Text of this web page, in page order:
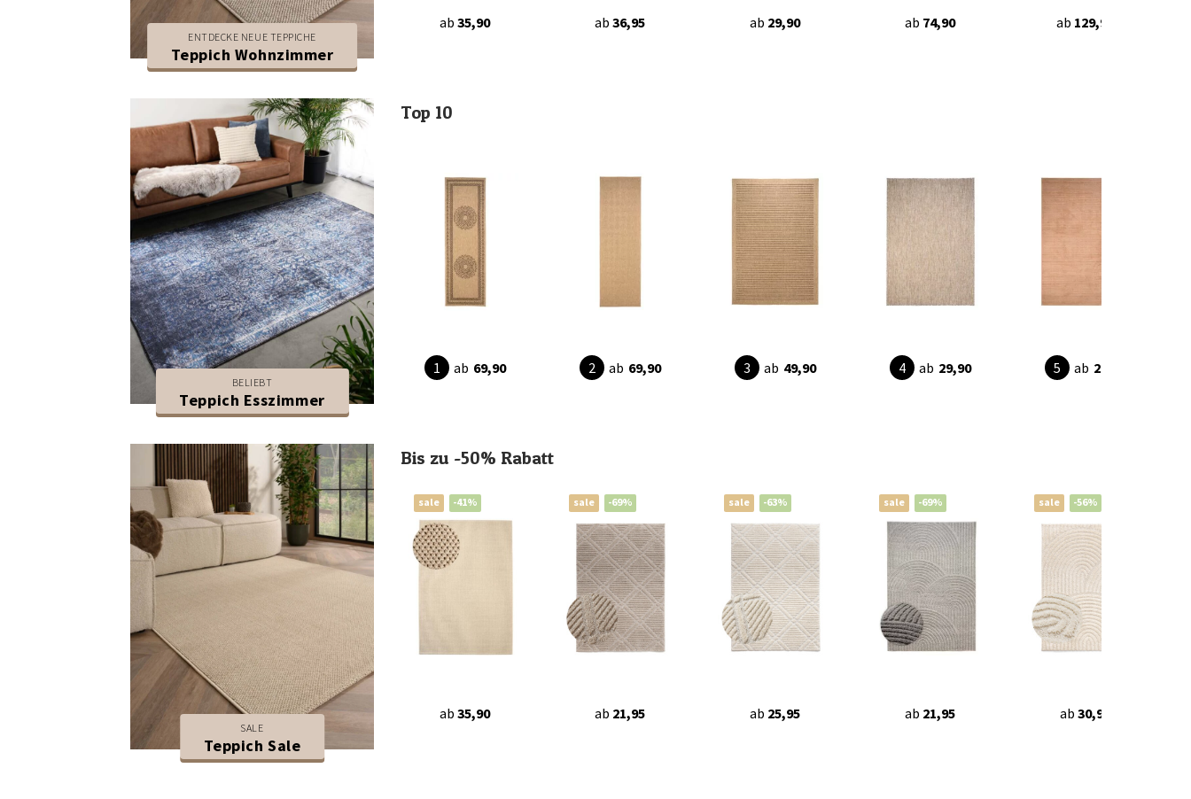
ENTDECKE NEUE TEPPICHE
Teppich Wohnzimmer
ab 35,90 ab 36,95 ab 29,90 ab 74,90 ab 129,90
BELIEBT
Teppich Esszimmer
Top 10
ab 69,90 ab 69,90 ab 49,90 ab 29,90 ab 28,95
SALE
Teppich Sale
Bis zu -50% Rabatt
sale -41%
ab 35,90
sale -69%
ab 21,95
sale -63%
ab 25,95
sale -69%
ab 21,95
sale -56%
ab 30,95